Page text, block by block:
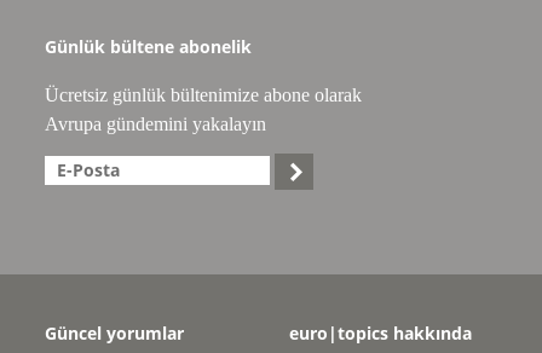
Günlük bültene abonelik
Ücretsiz günlük bültenimize abone olarak
Avrupa gündemini yakalayın

Güncel yorumlar euro|topics hakkında